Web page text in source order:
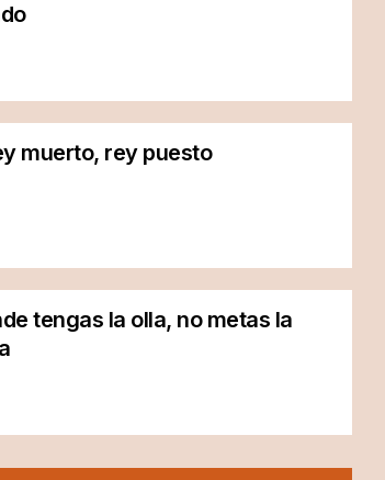
muerto, rey puesto
tengas la olla, no metas la